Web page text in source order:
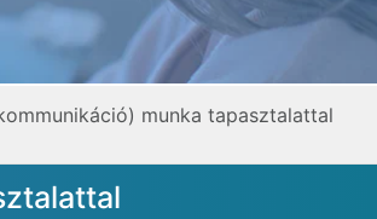
munka tapasztalattal